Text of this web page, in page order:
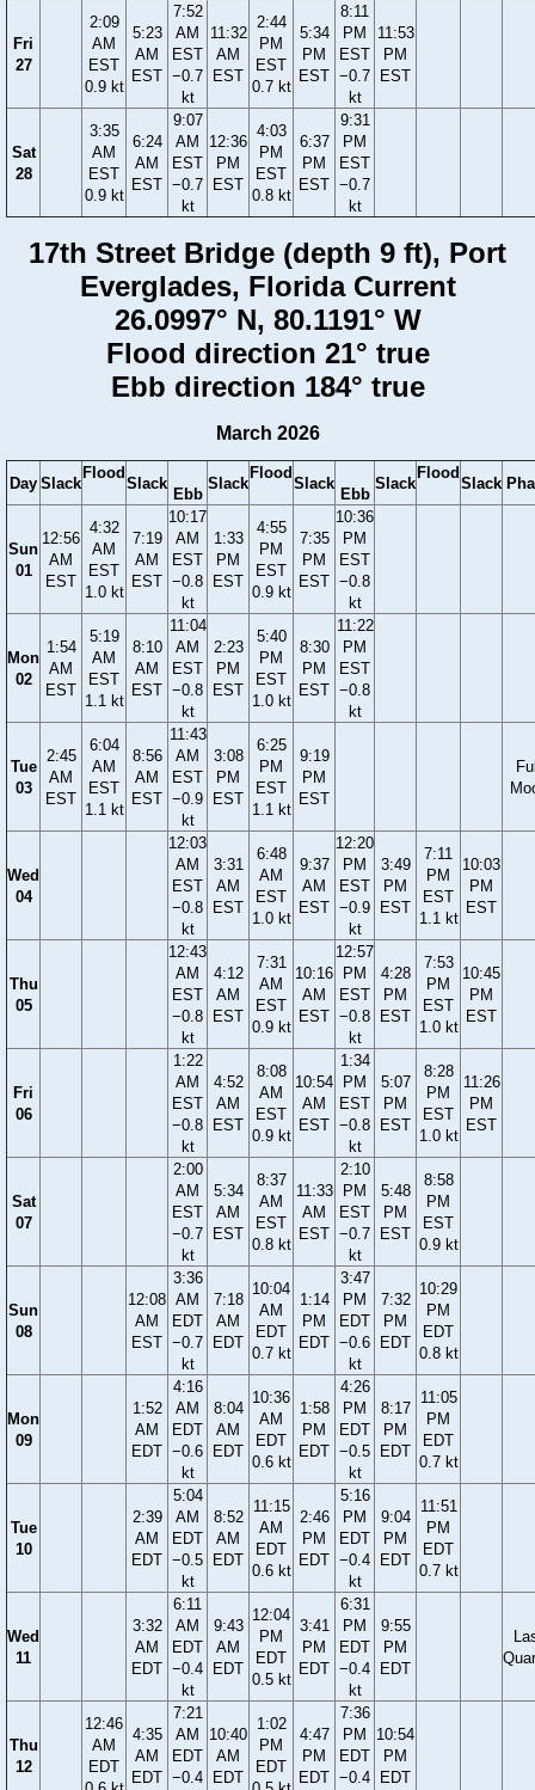
Fri
27
2:09
AM
EST
0.9 kt
5:23
AM
EST
7:52
AM
EST
−0.7
kt
11:32
AM
EST
2:44
PM
EST
0.7 kt
5:34
PM
EST
8:11
PM
EST
−0.7
kt
11:53
PM
EST
Sat
28
3:35
AM
EST
0.9 kt
6:24
AM
EST
9:07
AM
EST
−0.7
kt
12:36
PM
EST
4:03
PM
EST
0.8 kt
6:37
PM
EST
9:31
PM
EST
−0.7
kt
17th Street Bridge (depth 9 ft), Port
Everglades, Florida Current
26.0997° N, 80.1191° W
Flood direction 21° true
Ebb direction 184° true
March 2026
Day Slack
Flood
Slack
Ebb
Slack
Flood
Slack
Ebb
Slack
Flood
Slack
Sun
01
12:56
AM
EST
4:32
AM
EST
1.0 kt
7:19
AM
EST
10:17
AM
EST
−0.8
kt
1:33
PM
EST
4:55
PM
EST
0.9 kt
7:35
PM
EST
10:36
PM
EST
−0.8
kt
Mon
02
1:54
AM
EST
5:19
AM
EST
1.1 kt
8:10
AM
EST
11:04
AM
EST
−0.8
kt
2:23
PM
EST
5:40
PM
EST
1.0 kt
8:30
PM
EST
11:22
PM
EST
−0.8
kt
Tue
03
2:45
AM
EST
6:04
AM
EST
1.1 kt
8:56
AM
EST
11:43
AM
EST
−0.9
kt
3:08
PM
EST
6:25
PM
EST
1.1 kt
9:19
PM
EST
Wed
04
12:03
AM
EST
−0.8
kt
3:31
AM
EST
6:48
AM
EST
1.0 kt
9:37
AM
EST
12:20
PM
EST
−0.9
kt
3:49
PM
EST
7:11
PM
EST
1.1 kt
10:03
PM
EST
Thu
05
12:43
AM
EST
−0.8
kt
4:12
AM
EST
7:31
AM
EST
0.9 kt
10:16
AM
EST
12:57
PM
EST
−0.8
kt
4:28
PM
EST
7:53
PM
EST
1.0 kt
10:45
PM
EST
Fri
06
1:22
AM
EST
−0.8
kt
4:52
AM
EST
8:08
AM
EST
0.9 kt
10:54
AM
EST
1:34
PM
EST
−0.8
kt
5:07
PM
EST
8:28
PM
EST
1.0 kt
11:26
PM
EST
Sat
07
2:00
AM
EST
−0.7
kt
5:34
AM
EST
8:37
AM
EST
0.8 kt
11:33
AM
EST
2:10
PM
EST
−0.7
kt
5:48
PM
EST
8:58
PM
EST
0.9 kt
Sun
08
12:08
AM
EST
3:36
AM
EDT
−0.7
kt
7:18
AM
EDT
10:04
AM
EDT
0.7 kt
1:14
PM
EDT
3:47
PM
EDT
−0.6
kt
7:32
PM
EDT
10:29
PM
EDT
0.8 kt
Mon
09
1:52
AM
EDT
4:16
AM
EDT
−0.6
kt
8:04
AM
EDT
10:36
AM
EDT
0.6 kt
1:58
PM
EDT
4:26
PM
EDT
−0.5
kt
8:17
PM
EDT
11:05
PM
EDT
0.7 kt
Tue
10
2:39
AM
EDT
5:04
AM
EDT
−0.5
kt
8:52
AM
EDT
11:15
AM
EDT
0.6 kt
2:46
PM
EDT
5:16
PM
EDT
−0.4
kt
9:04
PM
EDT
11:51
PM
EDT
0.7 kt
Wed
11
3:32
AM
EDT
6:11
AM
EDT
−0.4
kt
9:43
AM
EDT
12:04
PM
EDT
0.5 kt
3:41
PM
EDT
6:31
PM
EDT
−0.4
kt
9:55
PM
EDT
Thu
12
12:46
AM
EDT
4:35
AM
EDT
7:21
AM
EDT
−0.4
10:40
AM
EDT
1:02
PM
EDT
4:47
PM
EDT
7:36
PM
EDT
−0.4
10:54
PM
EDT